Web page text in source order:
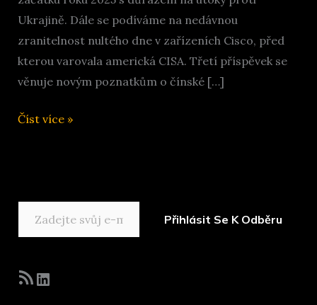
Ukrajině. Dále se podíváme na nedávnou
zranitelnost nultého dne v zařízeních Cisco, před
kterou varovala americká CISA. Třetí příspěvek se
věnuje novým poznatkům o čínské […]
Cybuloviny
Číst více »
Zadejte svůj e-mail…
Přihlásit Se K Odběru
RSS zdroj LinkedIn